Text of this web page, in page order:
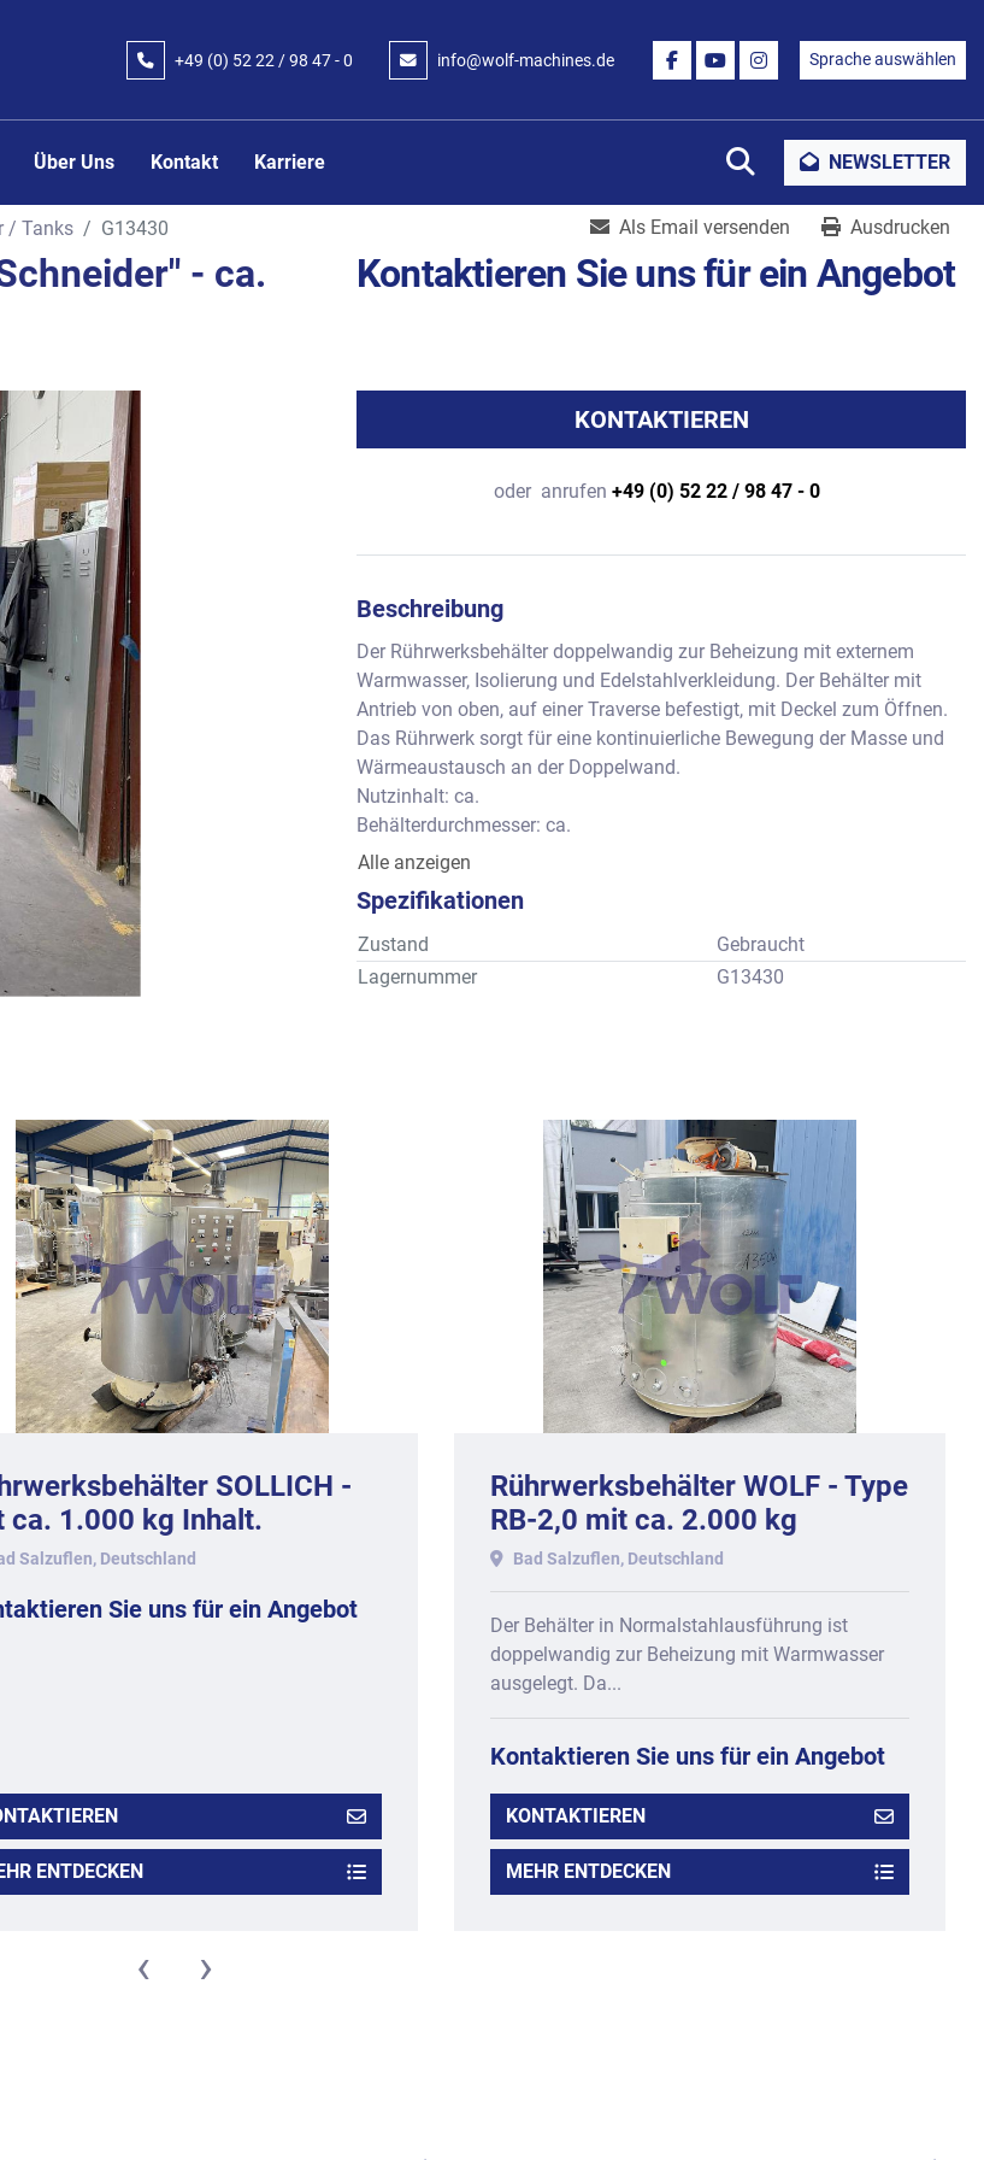
+49 (0) 52 22 / 98 47 - 0 info@wolf-machines.de
FACEBOOK
YOUTUBEINSTAGRAM
Sprache auswählen
Über Uns Kontakt Karriere SucheNEWSLETTER
/ Tanks G13430 Als Email versenden Ausdrucken
- ca.
Kontaktieren Sie uns für ein Angebot
KONTAKTIEREN
oder anrufen +49 (0) 52 22 / 98 47 - 0
Beschreibung
Der Rührwerksbehälter doppelwandig zur Beheizung mit externem
Warmwasser, Isolierung und Edelstahlverkleidung. Der Behälter mit
Antrieb von oben, auf einer Traverse befestigt, mit Deckel zum Öffnen.
Das Rührwerk sorgt für eine kontinuierliche Bewegung der Masse und
Wärmeaustausch an der Doppelwand.
Nutzinhalt: ca.
Behälterdurchmesser: ca.
Behälterhöhe: ca
Alle anzeigen
Spezifikationen
Zustand
Gebraucht
Lagernummer
G13430
SOLLICH -
ca. 1.000 kg Inhalt.
Salzuflen, Deutschland
Sie uns für ein Angebot
ENTDECKEN
Rührwerksbehälter WOLF - Type
RB-2,0 mit ca. 2.000 kg
Nutzinhalt.
Bad Salzuflen, Deutschland
Der Behälter in Normalstahlausführung ist
doppelwandig zur Beheizung mit Warmwasser
ausgelegt. Da...
Kontaktieren Sie uns für ein Angebot
KONTAKTIEREN
MEHR ENTDECKEN
‹ ›